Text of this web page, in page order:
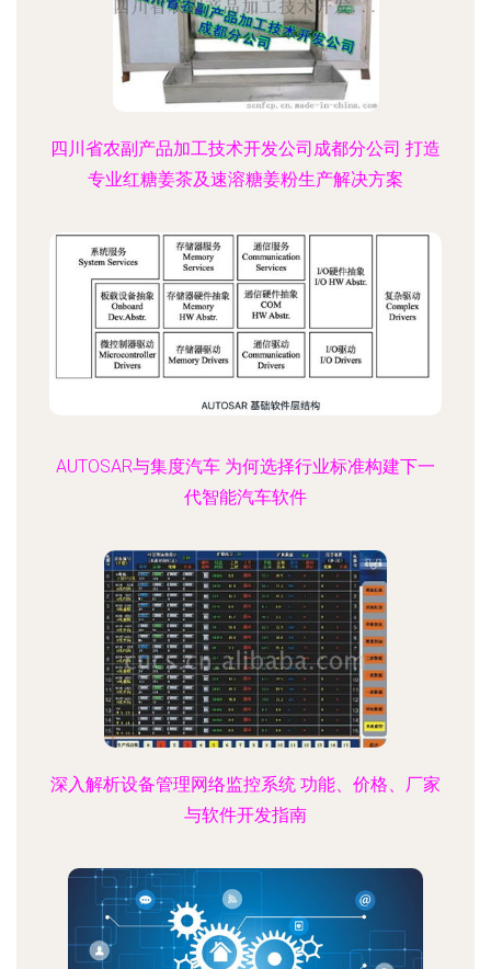
四川省农副产品加工技术开发公司成都分公司 打造
专业红糖姜茶及速溶糖姜粉生产解决方案
AUTOSAR与集度汽车 为何选择行业标准构建下一
代智能汽车软件
深入解析设备管理网络监控系统 功能、价格、厂家
与软件开发指南